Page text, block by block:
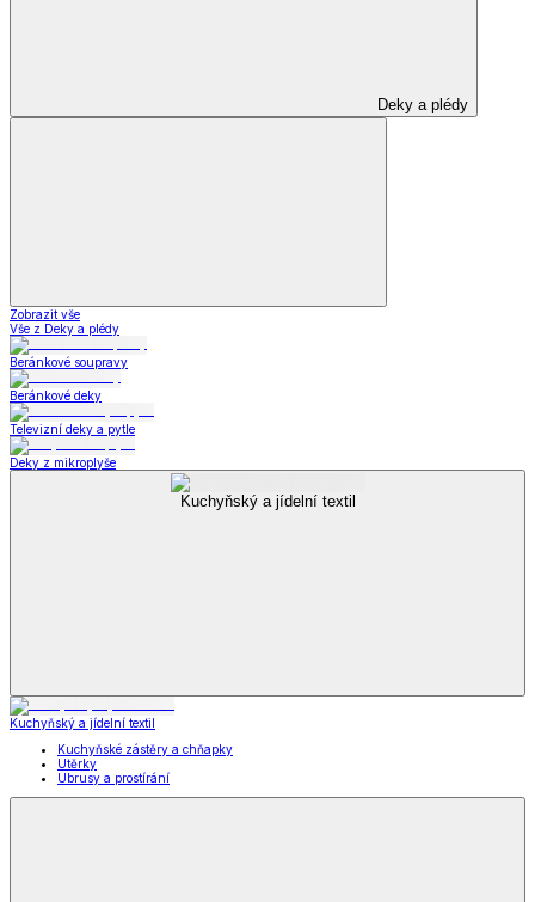
Deky a plédy
Zobrazit vše
Vše z Deky a plédy
Beránkové soupravy
Beránkové deky
Televizní deky a pytle
Deky z mikroplyše
Kuchyňský a jídelní textil
Kuchyňský a jídelní textil
Kuchyňské zástěry a chňapky
Utěrky
Ubrusy a prostírání